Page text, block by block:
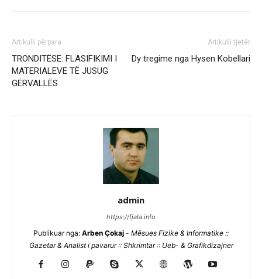
Artikulli përpara
TRONDITËSE: FLASIFIKIMI I
MATERIALEVE TË JUSUG
GËRVALLËS
Artikulli tjetër
Dy tregime nga Hysen Kobellari
admin
https://fjala.info
Publikuar nga: Arben Çokaj - Mësues Fizike & Informatike ::
Gazetar & Analist i pavarur :: Shkrimtar :: Ueb- & Grafikdizajner